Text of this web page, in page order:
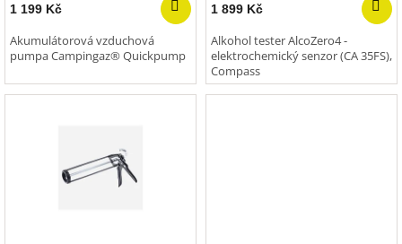
1 199 Kč
Akumulátorová vzduchová
pumpa Campingaz® Quickpump
1 899 Kč
Alkohol tester AlcoZero4 -
elektrochemický senzor (CA 35FS),
Compass